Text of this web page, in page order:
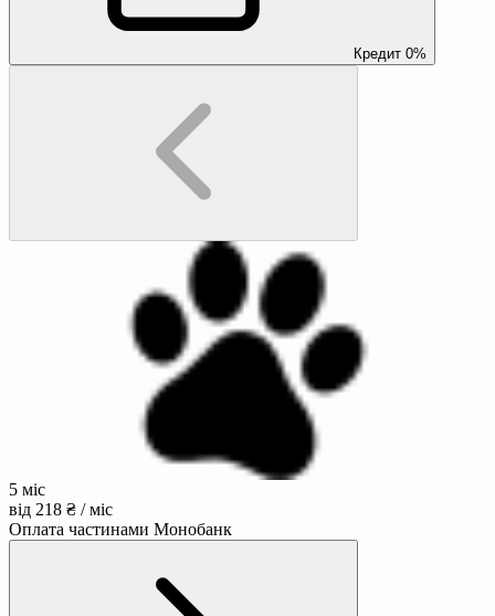
Кредит 0%
5 міс
від 218 ₴ / міс
Оплата частинами Монобанк